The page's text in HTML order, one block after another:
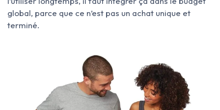
global, parce que ce n’est pas un achat unique et
terminé.